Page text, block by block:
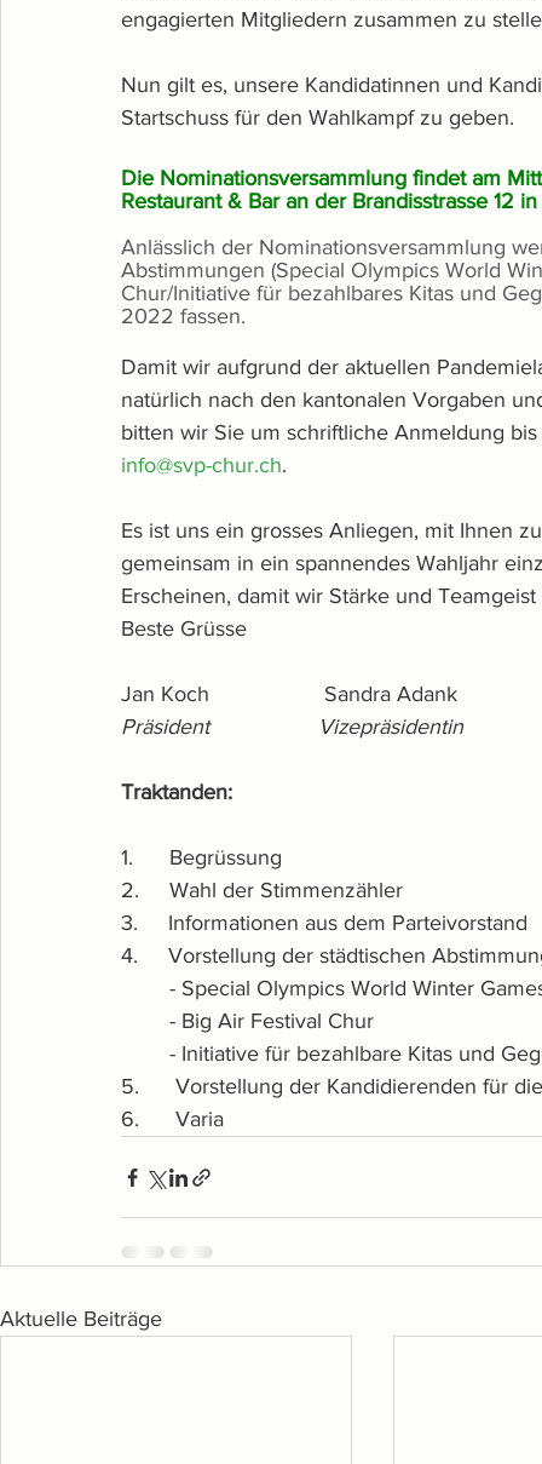
engagierten Mitgliedern zusammen zu
Nun gilt es, unsere Kandidatinnen und
Startschuss für den Wahlkampf zu geben.
Die Nominationsversammlung findet am
Restaurant & Bar an der Brandisstrasse 12
Anlässlich der Nominationsversammlung
Abstimmungen (Special Olympics World
Chur/Initiative für bezahlbares Kitas und
2022 fassen.
Damit wir aufgrund der aktuellen
natürlich nach den kantonalen Vorgaben
bitten wir Sie um schriftliche Anmeldung
info@svp-chur.ch.
Es ist uns ein grosses Anliegen, mit Ihnen
gemeinsam in ein spannendes Wahljahr
Erscheinen, damit wir Stärke und
Beste Grüsse
Jan Koch                   Sandra
Präsident
Vizepräsidentin
Traktanden:
1.      Begrüssung
2.     Wahl der Stimmenzähler
3.     Informationen aus dem Parteivorstand
4.     Vorstellung der städtischen
- Special Olympics World Winter
- Big Air Festival Chur
- Initiative für bezahlbare Kitas und
5.      Vorstellung der Kandidierenden für
6.      Varia
Aktuelle Beiträge